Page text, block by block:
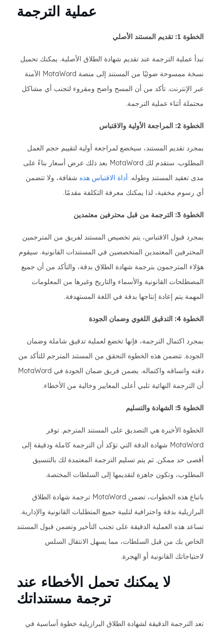
عملية الترجمة
الخطوة 1: تقديم المستند الأصلي
تبدأ عملية الترجمة عند تقديم شهادة الطلاق الأصلية. يمكنك تحميل
نسخة ممسوحة ضوئيًا من المستند إلى منصة MotaWord الآمنة
عبر الإنترنت. تأكد من أن المسح واضح ومقروء لتجنب أي مشاكل
محتملة أثناء عملية الترجمة.
الخطوة 2: المراجعة الأولية والاقتباس
بمجرد تقديم المستند، سيخضع لمراجعة أولية لتقييم حجم العمل
المطلوب. ستقدم لك MotaWord بعد ذلك عرض أسعار بناءً على
مدى تعقيد المستند وطوله. أداة الاقتباس هذه شفافة، ولا تتضمن
أي رسوم مخفية، لذا يمكنك معرفة التكلفة مقدمًا.
الخطوة 3: الترجمة من قبل محترفين معتمدين
بمجرد قبول الاقتباس، يتم تخصيص المستند لفريق من المترجمين
المحترفين المعتمدين المتخصصين في المستندات القانونية. سيقوم
هؤلاء المترجمون بترجمة شهادة الطلاق بدقة، والتأكد من أن جميع
المصطلحات القانونية والأسماء والتاريخ وغيرها من المعلومات
المهمة يتم إعادة إنتاجها بدقة في اللغة المستهدفة.
الخطوة 4: التدقيق اللغوي وضمان الجودة
بمجرد اكتمال الترجمة، فإنها تخضع لعملية تدقيق شاملة وضمان
الجودة. تتضمن هذه الخطوة التحقق من المستند المترجم للتأكد من
دقته واتساقه واكتماله. يضمن فريق ضمان الجودة في MotaWord
أن الترجمة النهائية تلبي أعلى المعايير وخالية من الأخطاء.
الخطوة 5: الشهادة والتسليم
الخطوة الأخيرة هي التصديق على المستند المترجم. توفر
MotaWord شهادة الدقة التي تؤكد أن الترجمة كاملة ودقيقة إلى
أقصى حد ممكن. ثم يتم تسليم الترجمة المعتمدة لك بالتنسيق
المطلوب، وتكون جاهزة لتقديمها إلى السلطات المختصة.
باتباع هذه الخطوات، تضمن MotaWord ترجمة شهادة الطلاق
البرازيلية بدقة واحترافية لتلبية جميع المتطلبات القانونية والإدارية.
تساعد هذه العملية الدقيقة على تجنب التأخير وتضمن قبول المستند
الخاص بك من قبل السلطات، مما يسهل الانتقال السلس
لاحتياجاتك القانونية أو الهجرة.
لا يمكنك تحمل الأخطاء عند
ترجمة مستنداتك
تعد الترجمة الدقيقة لشهادة الطلاق البرازيلية خطوة أساسية في